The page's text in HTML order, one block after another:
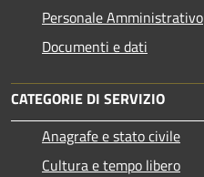
Personale Amministrativo
Documenti e dati
CATEGORIE DI SERVIZIO
Anagrafe e stato civile
Cultura e tempo libero